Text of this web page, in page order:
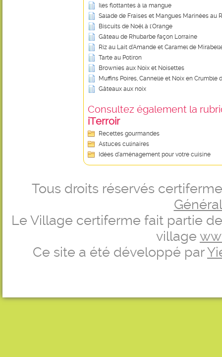
Iles flottantes à la mangue
Salade de Fraises et Mangues Marinées au
Biscuits de Noël à l'Orange
Gâteau de Rhubarbe façon Lorraine
Riz au Lait d’Amande et Caramel de
Tarte au Potiron
Brownies aux Noix et Noisettes
Muffins Poires, Cannelle et Noix en Crumble
Gâteaux aux noix
Consultez également la
iTerroir
Recettes gourmandes
Astuces culinaires
Idées d’aménagement pour votre cuisine
Tous droits réservés
Le Village certiferme fait partie
village
Ce site a été développé par